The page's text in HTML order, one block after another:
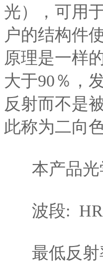
光），可用
户的结构件
原理是一样
大于90％，
反射而不是
此称为二向色
本产品光
波段:
最低反射